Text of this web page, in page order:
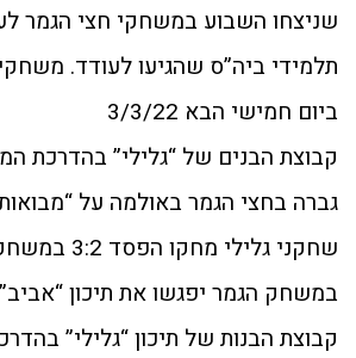
שניצחו השבוע במשחקי חצי הגמר
תלמידי ביה”ס שהגיעו לעודד.
ביום חמישי הבא 3/3/22
קבוצת הבנים של “גלילי” בהדרכת
שחקני גלילי
במשחק הגמר יפגשו את תיכון
קבוצת הבנות של תיכון “גלילי”